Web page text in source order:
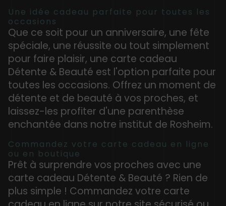
Une idée cadeau parfaite pour toutes les
occasions
Que ce soit pour un anniversaire, une fête
spéciale, une réussite ou tout simplement
pour faire plaisir, une carte cadeau
Détente & Beauté est l'option parfaite pour
toutes les occasions. Offrez un moment de
détente et de beauté à vos proches, et
laissez-les profiter d'une parenthèse
enchantée dans notre institut de Rosheim.
Commandez votre carte cadeau en ligne
ou en boutique
Prêt à surprendre vos proches avec une
carte cadeau Détente & Beauté ? Rien de
plus simple ! Commandez votre carte